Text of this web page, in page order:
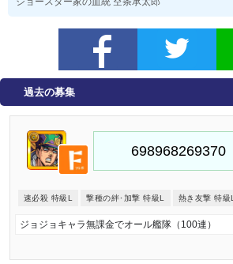
過去の募集
速必殺 特級L 撃種の絆･加撃 特級L 熱き友撃 特級L
ジョジョキャラ無課金でオール艦隊（100連）